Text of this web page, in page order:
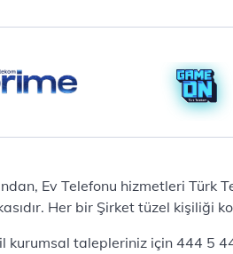
Ev Telefonu hizmetleri Türk
Her bir Şirket tüzel kişiliği
kurumsal talepleriniz için 444 5